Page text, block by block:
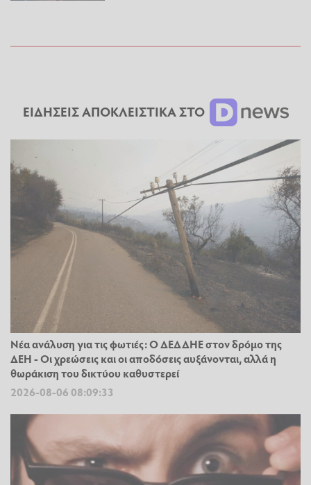
ΕΙΔΗΣΕΙΣ ΑΠΟΚΛΕΙΣΤΙΚΑ ΣΤΟ
Νέα ανάλυση για τις φωτιές: Ο ΔΕΔΔΗΕ στον δρόμο της
ΔΕΗ - Οι χρεώσεις και οι αποδόσεις αυξάνονται, αλλά η
θωράκιση του δικτύου καθυστερεί
2026-08-06 08:09:33